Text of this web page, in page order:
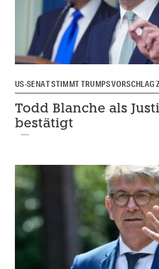
US-SENAT STIMMT TRUMPS VORSCHLAG
Todd Blanche als
bestätigt